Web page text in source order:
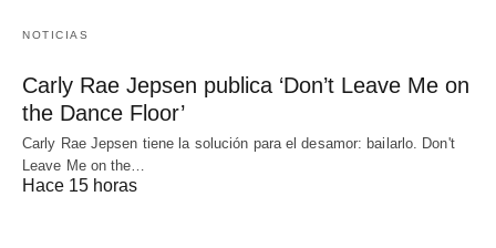
NOTICIAS
Carly Rae Jepsen publica ‘Don’t Leave Me on
the Dance Floor’
Carly Rae Jepsen tiene la solución para el desamor: bailarlo. Don't
Leave Me on the…
Hace 15 horas